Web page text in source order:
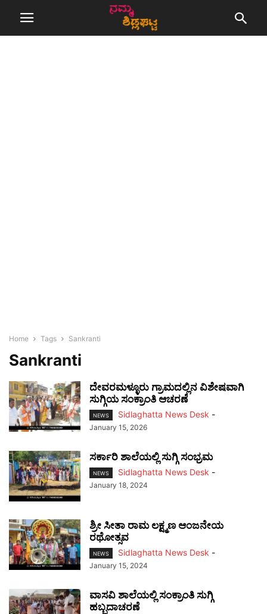
Home Tags Sankranti
Sankranti
ದೇವರಮಳ್ಳೂರು ಗ್ರಾಮದಲ್ಲಿನ ವಿಶೇಷವಾಗಿ
ಸುಗ್ಗಿಯ ಸಂಕ್ರಾಂತಿ ಆಚರಣೆ
NEWS Sidlaghatta News Desk -
January 15, 2026
ಸರ್ಕಾರಿ ಶಾಲೆಯಲ್ಲಿ ಸುಗ್ಗಿ ಸಂಭ್ರಮ
NEWS Sidlaghatta News Desk -
January 18, 2024
ಶ್ರೀ ಸೀತಾ ರಾಮ ಲಕ್ಷ್ಮಣ ಆಂಜನೇಯ
ರಥೋತ್ಸವ
NEWS Sidlaghatta News Desk -
January 15, 2024
ವಾಸವಿ ಶಾಲೆಯಲ್ಲಿ ಸಂಕ್ರಾಂತಿ ಸುಗ್ಗಿ
ಹಬ್ಬದಾಚರಣೆ